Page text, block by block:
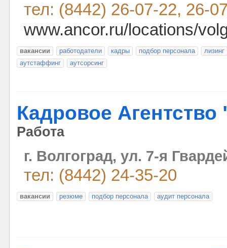
тел: (8442) 26-07-22, 26-
www.ancor.ru/locations/
вакансии работодатели кадры подбор персонала
лизинг
аутстаффинг
аутсорсинг
Кадровое
Работа
г. Волгоград, ул. 7-я
тел: (8442) 24-35-20
вакансии резюме подбор персонала аудит персонала